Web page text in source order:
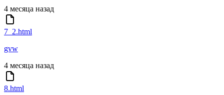
4 месяца назад
7_2.html
gvw
4 месяца назад
8.html